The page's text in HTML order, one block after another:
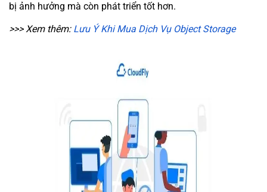
bị ảnh hưởng mà còn phát triển tốt hơn.
>>> Xem thêm: Lưu Ý Khi Mua Dịch Vụ Object Storage